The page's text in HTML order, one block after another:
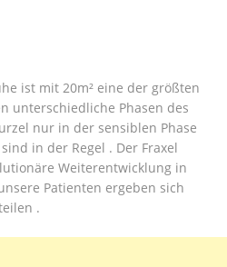
ist mit 20m² eine der größten
unterschiedliche Phasen des
nur in der sensiblen Phase
in der Regel . Der Fraxel
Weiterentwicklung in
Patienten ergeben sich
.